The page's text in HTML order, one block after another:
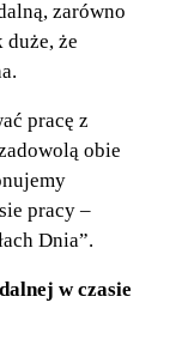
zarówno
że
pracę z
obie
pracy –
Dnia”.
w czasie